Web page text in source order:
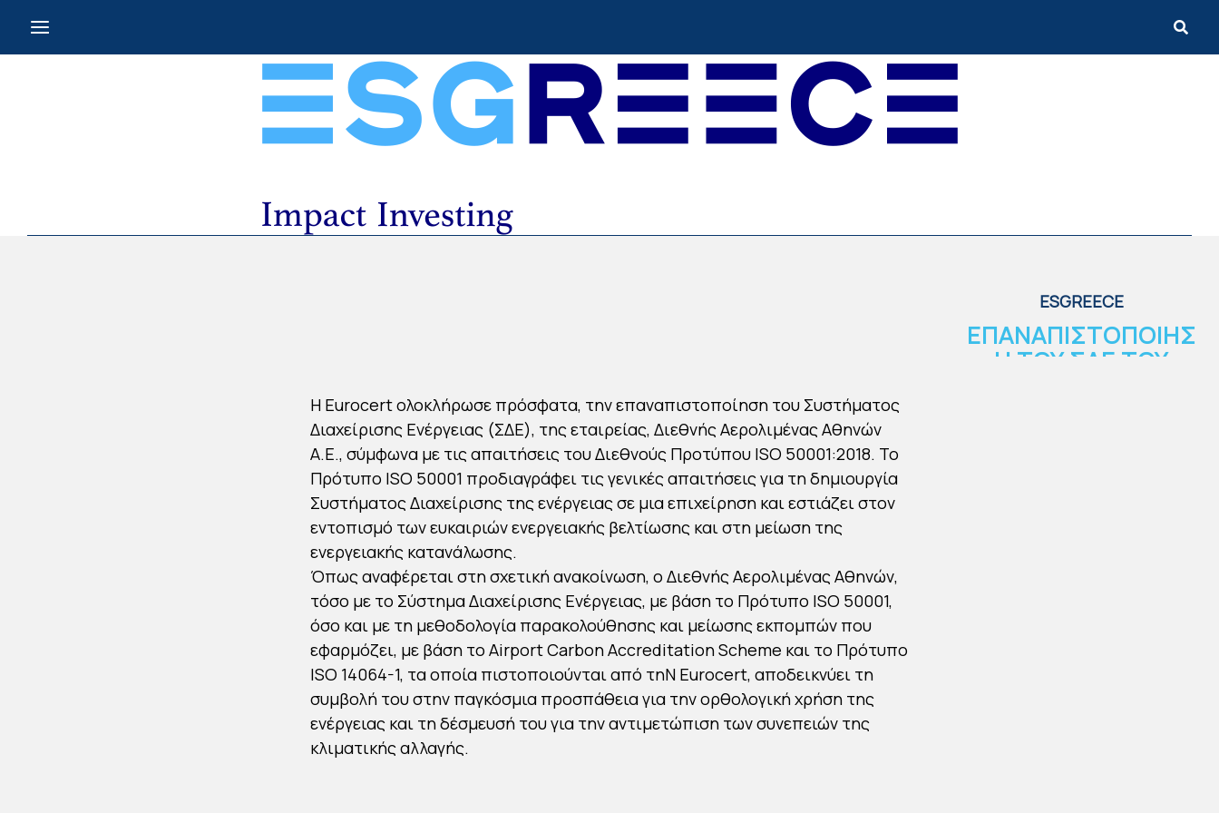
ESGREECE
ΕΠΑΝΑΠΙΣΤΟΠΟΙΗΣ
Η ΤΟΥ ΣΔΕ ΤΟΥ
Η Eurocert ολοκλήρωσε πρόσφατα, την επαναπιστοποίηση του Συστήματος
Διαχείρισης Ενέργειας (ΣΔΕ), της εταιρείας, Διεθνής Αερολιμένας Αθηνών
Α.Ε., σύμφωνα με τις απαιτήσεις του Διεθνούς Προτύπου ISO 50001:2018. Το
Πρότυπο ISO 50001 προδιαγράφει τις γενικές απαιτήσεις για τη δημιουργία
Συστήματος Διαχείρισης της ενέργειας σε μια επιχείρηση και εστιάζει στον
εντοπισμό των ευκαιριών ενεργειακής βελτίωσης και στη μείωση της
ενεργειακής κατανάλωσης.
Όπως αναφέρεται στη σχετική ανακοίνωση, ο Διεθνής Αερολιμένας Αθηνών,
τόσο με το Σύστημα Διαχείρισης Ενέργειας, με βάση το Πρότυπο ISO 50001,
όσο και με τη μεθοδολογία παρακολούθησης και μείωσης εκπομπών που
εφαρμόζει, με βάση το Airport Carbon Accreditation Scheme και το Πρότυπο
ISO 14064-1, τα οποία πιστοποιούνται από τηN Eurocert, αποδεικνύει τη
συμβολή του στην παγκόσμια προσπάθεια για την ορθολογική χρήση της
ενέργειας και τη δέσμευσή του για την αντιμετώπιση των συνεπειών της
κλιματικής αλλαγής.